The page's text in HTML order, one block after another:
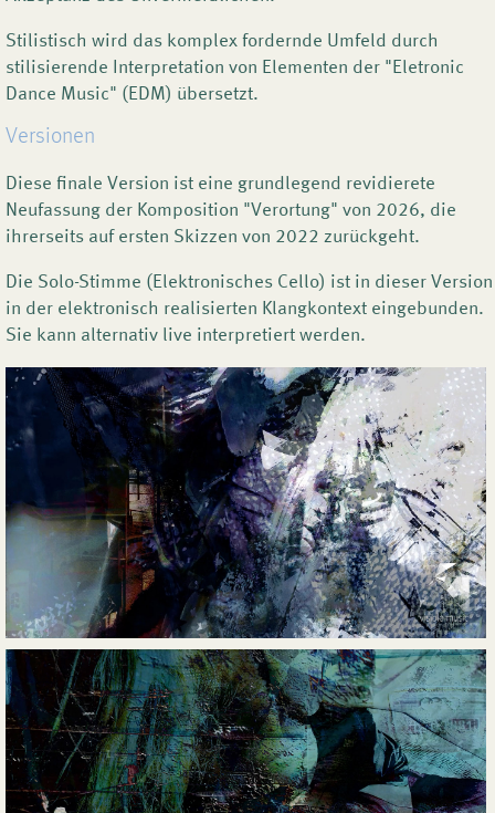
Stilistisch wird das komplex fordernde Umfeld durch
stilisierende Interpretation von Elementen der "Eletronic
Dance Music" (EDM) übersetzt.
Versionen
Diese finale Version ist eine grundlegend revidierete
Neufassung der Komposition "Verortung" von 2026, die
ihrerseits auf ersten Skizzen von 2022 zurückgeht.
Die Solo-Stimme (Elektronisches Cello) ist in dieser Version
in der elektronisch realisierten Klangkontext eingebunden.
Sie kann alternativ live interpretiert werden.